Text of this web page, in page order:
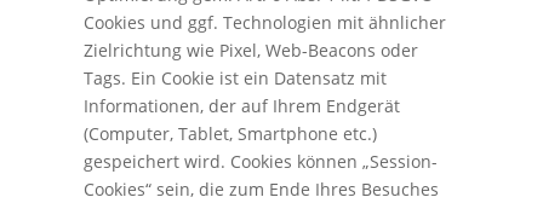
Cookies und ggf. Technologien mit ähnlicher
Zielrichtung wie Pixel, Web-Beacons oder
Tags. Ein Cookie ist ein Datensatz mit
Informationen, der auf Ihrem Endgerät
(Computer, Tablet, Smartphone etc.)
gespeichert wird. Cookies können „Session-
Cookies“ sein, die zum Ende Ihres Besuches